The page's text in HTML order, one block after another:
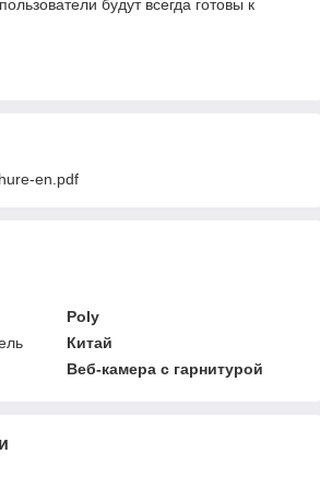
будут всегда готовы к
en.pdf
Poly
Китай
Веб-камера с гарнитурой